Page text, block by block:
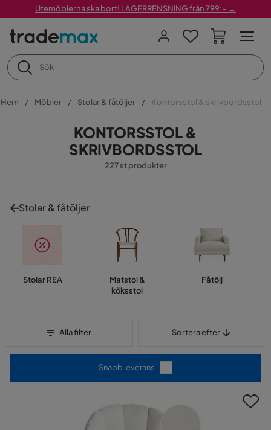
Utemöblerna ska bort! LAGERRENSNING från 799:– →
Hem Möbler Stolar & fåtöljer Kontorsstol & skrivbordsstol
KONTORSSTOL &
SKRIVBORDSSTOL
227 st produkter
Stolar & fåtöljer
Stolar REA
Matstol &
köksstol
Fåtölj
Alla filter Sortera efter
Snabb leverans